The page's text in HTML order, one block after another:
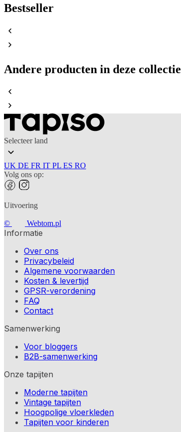
Bestseller
Andere producten in deze collectie
Selecteer land
UK DE FR IT PL ES RO
Volg ons op:
Uitvoering
© Webtom.pl
Informatie
Over ons
Privacybeleid
Algemene voorwaarden
Kosten & levertijd
GPSR-verordening
FAQ
Contact
Samenwerking
Voor bloggers
B2B-samenwerking
Onze tapijten
Moderne tapijten
Vintage tapijten
Hoogpolige vloerkleden
Tapijten voor kinderen